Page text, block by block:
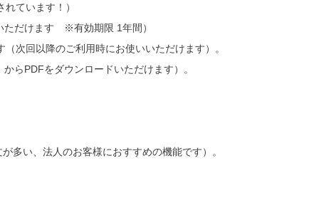
ています！）
ただけます ※有効期限 1年間）
（次回以降のご利用時にお使いいただけます）。
らPDFをダウンロードいただけます）。
多い、法人のお客様におすすめの機能です）。